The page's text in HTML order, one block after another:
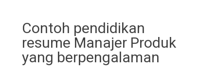
Contoh pendidikan
resume Manajer Produk
yang berpengalaman